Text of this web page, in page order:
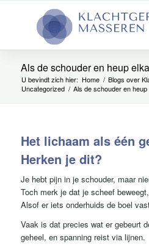
Als de schouder en heup
U bevindt zich hier: Home / Blogs over
Uncategorized / Als de schouder en
Het lichaam als één
Herken je dit?
Je hebt pijn in je schouder, maar
Toch merk je dat je scheef
Alsof er iets onderhuids de boel
Vaak is dat precies wat er gebeurt
geheel, en spanning reist via lijnen.